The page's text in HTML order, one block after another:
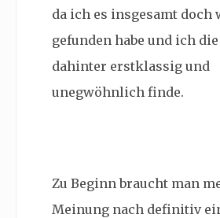
da ich es insgesamt
gefunden habe und ich die
dahinter erstklassig und
unegwöhnlich finde.
Zu Beginn braucht man
Meinung nach definitiv